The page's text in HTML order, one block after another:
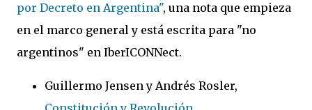
por Decreto en Argentina", una nota que empieza
en el marco general y está escrita para "no
argentinos" en IberICONNect.
Guillermo Jensen y Andrés Rosler,